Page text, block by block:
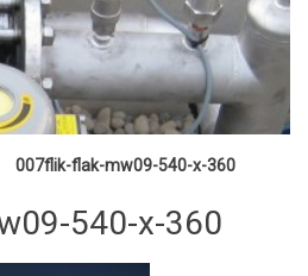
007flik-flak-mw09-540-x-360
540-x-360